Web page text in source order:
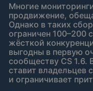
Многие
продвижение,
Однако в таких
ограничен 100–200
жёсткой
выгодны в первую
сообществу CS 1.6.
ставит владельцев
и ограничивает